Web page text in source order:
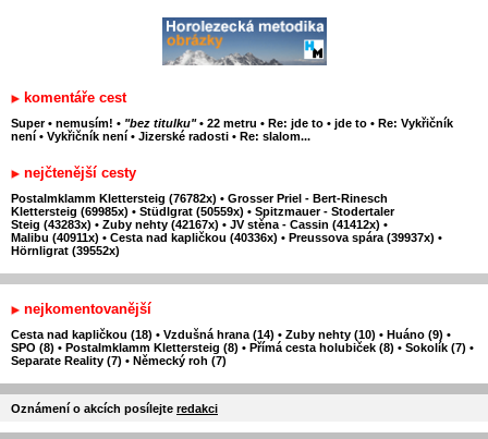
komentáře cest
Super • nemusím! • "bez titulku" • 22 metru • Re: jde to • jde to • Re: Vykřičník
není • Vykřičník není • Jizerské radosti • Re: slalom...
nejčtenější cesty
Postalmklamm Klettersteig (76782x) • Grosser Priel - Bert-Rinesch
Klettersteig (69985x) • Stüdlgrat (50559x) • Spitzmauer - Stodertaler
Steig (43283x) • Zuby nehty (42167x) • JV stěna - Cassin (41412x) •
Malibu (40911x) • Cesta nad kapličkou (40336x) • Preussova spára (39937x) •
Hörnligrat (39552x)
nejkomentovanější
Cesta nad kapličkou (18) • Vzdušná hrana (14) • Zuby nehty (10) • Huáno (9) •
SPO (8) • Postalmklamm Klettersteig (8) • Přímá cesta holubiček (8) • Sokolík (7) •
Separate Reality (7) • Německý roh (7)
Oznámení o akcích posílejte redakci